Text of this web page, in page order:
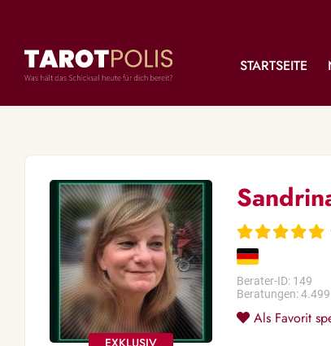
STARTSEITE
Berater-ID: 149
Beratungen: 4.499
Als Favorit